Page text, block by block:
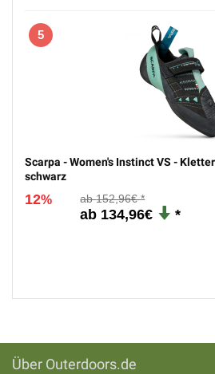
5
Scarpa - Women's Instinct VS -
schwarz
12% 152,96€
134,96€
Über Outerdoors.de